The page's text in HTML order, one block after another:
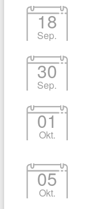
18
Sep.
30
Sep.
01
Okt.
05
Okt.